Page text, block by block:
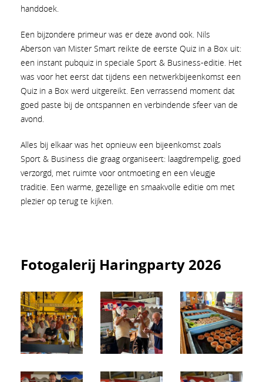
handdoek.
Een bijzondere primeur was er deze avond ook. Nils
Aberson van Mister Smart reikte de eerste Quiz in a Box uit:
een instant pubquiz in speciale Sport & Business-editie. Het
was voor het eerst dat tijdens een netwerkbijeenkomst een
Quiz in a Box werd uitgereikt. Een verrassend moment dat
goed paste bij de ontspannen en verbindende sfeer van de
avond.
Alles bij elkaar was het opnieuw een bijeenkomst zoals
Sport & Business die graag organiseert: laagdrempelig, goed
verzorgd, met ruimte voor ontmoeting en een vleugje
traditie. Een warme, gezellige en smaakvolle editie om met
plezier op terug te kijken.
Fotogalerij Haringparty 2026